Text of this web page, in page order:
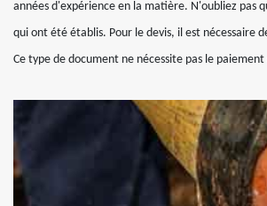
années d'expérience en la matière. N'oubliez pas
qui ont été établis. Pour le devis, il est nécessaire
Ce type de document ne nécessite pas le